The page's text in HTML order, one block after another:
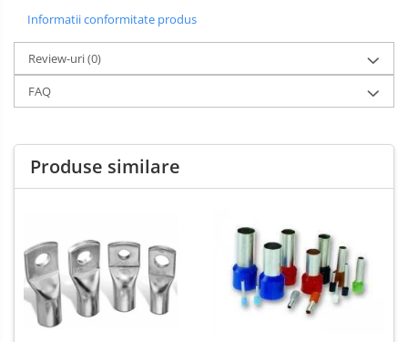
Informatii conformitate produs
Review-uri(0)
FAQ
Produse similare